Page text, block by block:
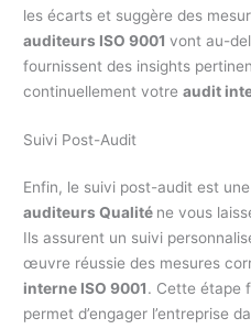
les écarts et suggère des
auditeurs ISO 9001vont au-
fournissent des insights
continuellement votreaudit
Suivi Post-Audit
Enfin, le suivi post-audit est
auditeurs Qualité ne vous
Ils assurent un suivi
œuvre réussie des mesures
interne ISO 9001. Cette étape
permet d’engager l’entreprise